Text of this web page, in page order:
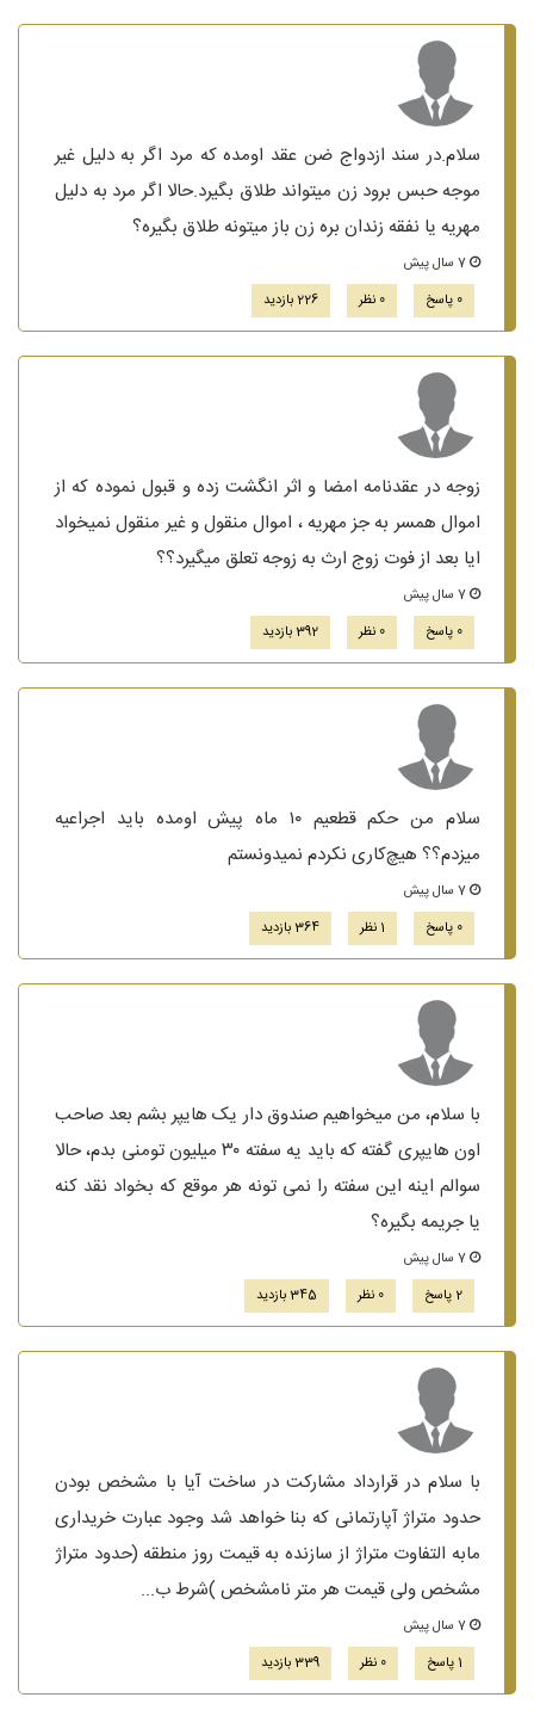
سلام.در سند ازدواج ضن عقد اومده که مرد اگر به دلیل غیر
موجه حبس برود زن میتواند طلاق بگیرد.حالا اگر مرد به دلیل
مهریه یا نفقه زندان بره زن باز میتونه طلاق بگیره؟
0 پاسخ
0 نظر 226 بازدید
زوجه در عقدنامه امضا و اثر انگشت زده و قبول نموده که از
اموال همسر به جز مهریه ، اموال منقول و غیر منقول نمیخواد
ایا بعد از فوت زوج ارث به زوجه تعلق میگیرد؟؟
0 پاسخ
0 نظر 392 بازدید
سلام من حکم قطعیم‌ ۱۰ ماه پیش اومده باید اجراعیه
میزدم‌؟؟ هیچ‌کاری نکردم نمیدونستم
0 پاسخ
1 نظر 364 بازدید
با سلام، من میخواهیم صندوق دار یک هایپر بشم بعد صاحب
اون هایپری گفته که باید یه سفته ۳۰ میلیون تومنی بدم، حالا
سوالم اینه این سفته را نمی تونه هر موقع که بخواد نقد کنه
یا جریمه بگیره؟
2 پاسخ
0 نظر 345 بازدید
با سلام در قرارداد مشارکت در ساخت آیا با مشخص بودن
حدود متراژ آپارتمانی که بنا خواهد شد وجود عبارت خریداری
مابه التفاوت متراژ از سازنده به قیمت روز منطقه (حدود متراژ
مشخص ولی قیمت هر متر نامشخص )شرط ب...
1 پاسخ
0 نظر 339 بازدید